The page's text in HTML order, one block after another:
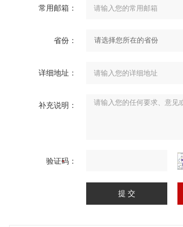
常用邮箱：
省份：
详细地址：
补充说明：
验证码：